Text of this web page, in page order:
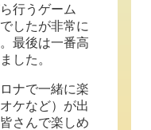
行うゲーム
したが非常に
最後は一番高
した。
ナで一緒に楽
ケなど）が出
さんで楽しめ